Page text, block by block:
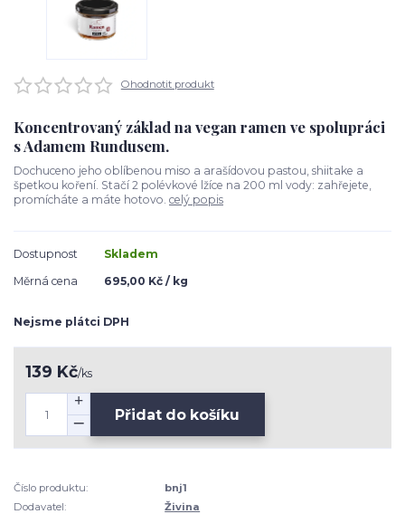
Ohodnotit produkt
Koncentrovaný základ na vegan ramen ve spolupráci
s Adamem Rundusem.
Dochuceno jeho oblíbenou miso a arašídovou pastou, shiitake a
špetkou koření. Stačí 2 polévkové lžíce na 200 ml vody: zahřejete,
promícháte a máte hotovo. celý popis
Dostupnost
Skladem
Měrná cena
695,00 Kč / kg
Nejsme plátci DPH
139 Kč/ks
Přidat do košíku
Číslo produktu:
bnj1
Dodavatel:
Živina